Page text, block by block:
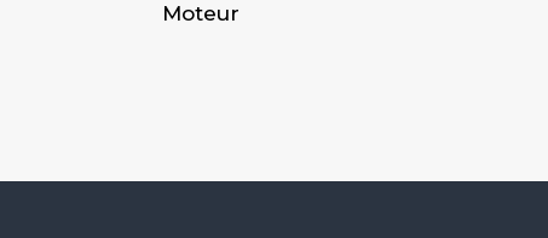
Moteur